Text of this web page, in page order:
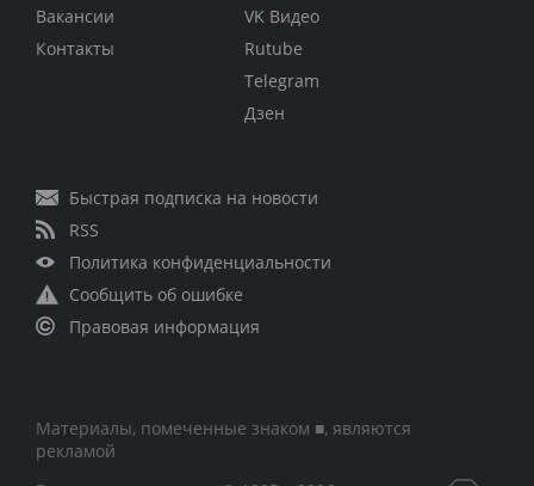
Вакансии
Контакты
VK Видео
Rutube
Telegram
Дзен
Быстрая подписка на новости
RSS
Политика конфиденциальности
Сообщить об ошибке
Правовая информация
Материалы, помеченные знаком ■, являются
рекламой